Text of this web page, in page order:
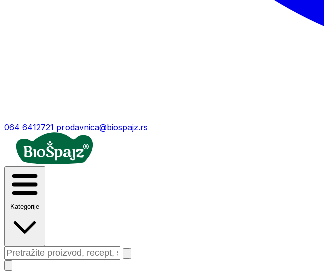
064 6412721 prodavnica@biospajz.rs
Kategorije